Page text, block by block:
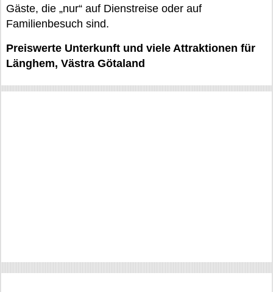
Gäste, die „nur“ auf Dienstreise oder auf
Familienbesuch sind.
Preiswerte Unterkunft und viele Attraktionen für
Länghem, Västra Götaland